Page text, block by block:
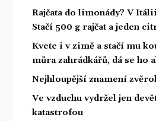
Rajčata do limonády? V
Stačí 500 g rajčat a jeden
Kvete i v zimě a stačí mu
můra zahrádkářů, dá se ho
Nejhloupější znamení
Ve vzduchu vydržel jen
katastrofou